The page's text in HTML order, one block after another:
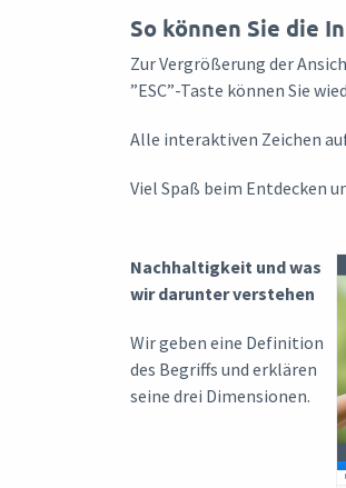
So können Sie die
Zur Vergrößerung der
”ESC”-Taste können Sie
Alle interaktiven Zeichen
Viel Spaß beim Entdecken
Nachhaltigkeit und was
wir darunter verstehen
Wir geben eine Definition
des Begriffs und erklären
seine drei Dimensionen.